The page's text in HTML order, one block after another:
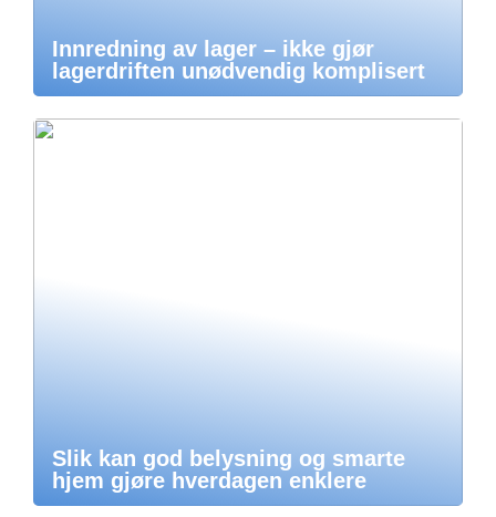
Innredning av lager – ikke gjør
lagerdriften unødvendig komplisert
Slik kan god belysning og smarte
hjem gjøre hverdagen enklere